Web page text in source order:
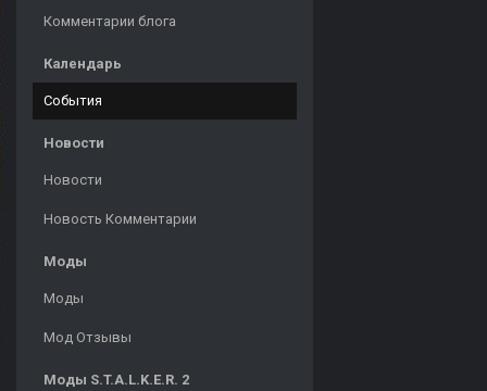
Комментарии блога
Календарь
События
Новости
Новости
Новость Комментарии
Моды
Моды
Мод Отзывы
Моды S.T.A.L.K.E.R. 2